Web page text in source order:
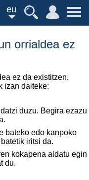
eu
orrialdea ez
ez da existitzen.
izan daiteke:
duzu. Begira ezazu
bateko edo kanpoko
iritsi da.
kokapena aldatu egin
du.